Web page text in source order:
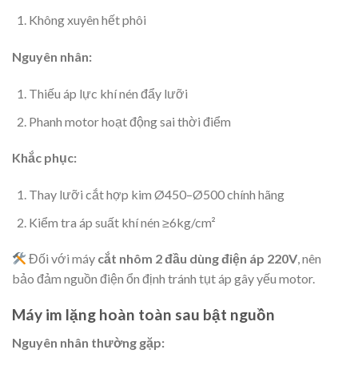
Không xuyên hết phôi
Nguyên nhân:
Thiếu áp lực khí nén đẩy lưỡi
Phanh motor hoạt động sai thời điểm
Khắc phục:
Thay lưỡi cắt hợp kim Ø450–Ø500 chính hãng
Kiểm tra áp suất khí nén ≥6kg/cm²
Đối với máy cắt nhôm 2 đầu dùng điện áp 220V, nên
bảo đảm nguồn điện ổn định tránh tụt áp gây yếu motor.
Máy im lặng hoàn toàn sau bật nguồn
Nguyên nhân thường gặp: